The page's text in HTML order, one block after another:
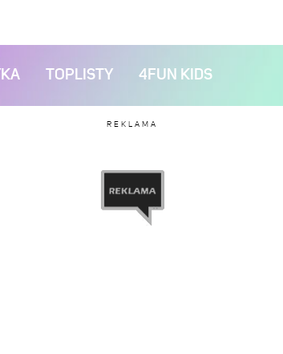
TOPLISTY 4FUN KIDS
REKLAMA